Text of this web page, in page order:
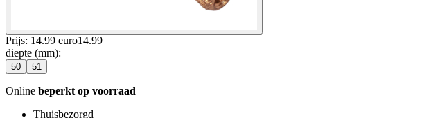
Prijs: 14.99 euro14.99
diepte (mm):
50 51
Online beperkt op voorraad
Thuisbezorgd